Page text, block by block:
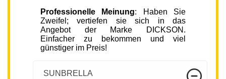
Professionelle Meinung: Haben Sie
Zweifel; vertiefen sie sich in das
Angebot der Marke DICKSON.
Einfacher zu bekommen und viel
günstiger im Preis!
SUNBRELLA